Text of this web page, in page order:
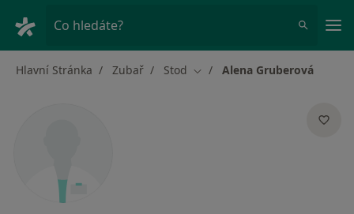
Co hledáte?
Hlavní Stránka Zubař Stod Změna města
Alena Gruberová